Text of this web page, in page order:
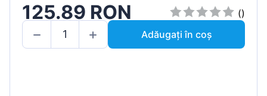
125.89 RON
()
Adăugați în coș